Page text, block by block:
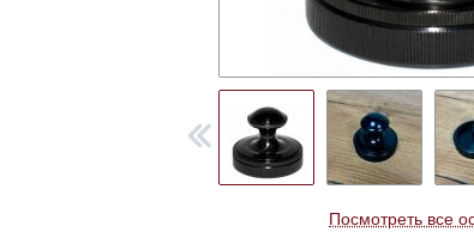
Посмотреть все